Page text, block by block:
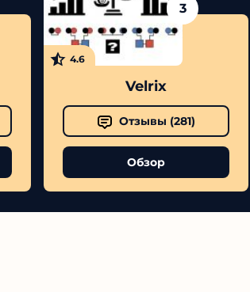
3
4.6
Velrix
Отзывы (281)
Обзор